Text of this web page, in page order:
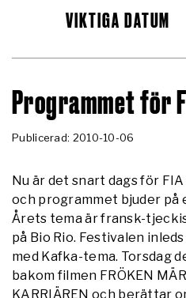
VIKTIGA DATUM
Programmet för
Publicerad: 2010-10-06
Nu är det snart dags för
och programmet bjuder på
Årets tema är fransk-
på Bio Rio. Festivalen
med Kafka-tema. Torsdag
bakom filmen FRÖKEN
KARRIÄREN och berättar